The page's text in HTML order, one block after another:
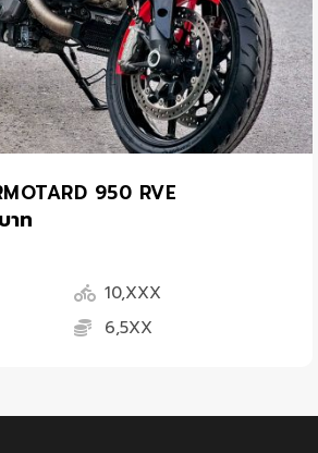
950 RVE
าท
10,XXX
6,5XX